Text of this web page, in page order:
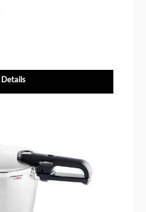
Details